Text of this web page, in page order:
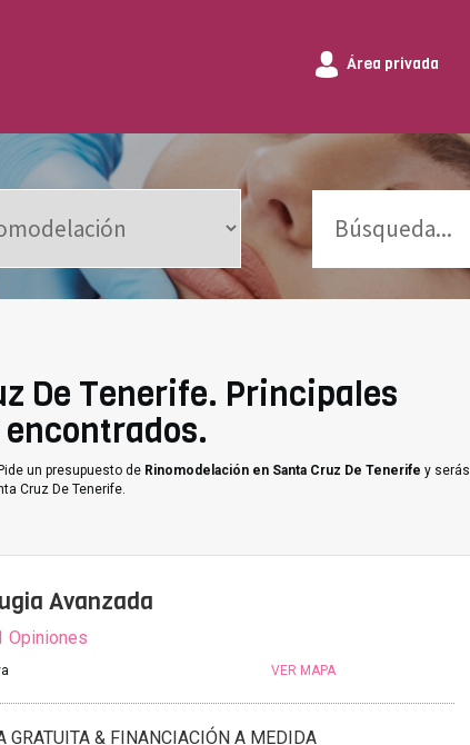
Área privada
De Tenerife. Principales
un presupuesto de Rinomodelación en Santa Cruz De Tenerife y serás
Cruz De Tenerife.
Avanzada
Opiniones
VER MAPA
GRATUITA & FINANCIACIÓN A MEDIDA